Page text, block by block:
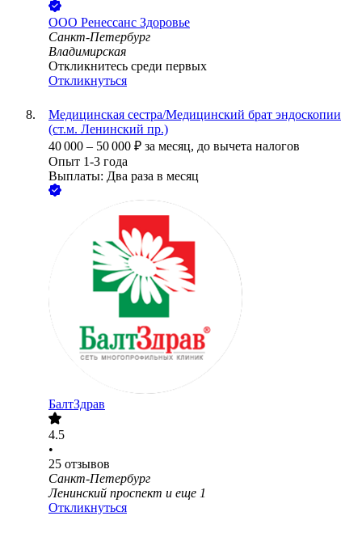
ООО Ренессанс Здоровье
Санкт-Петербург
Владимирская
Откликнитесь среди первых
Откликнуться
Медицинская сестра/Медицинский брат эндоскопии
(ст.м. Ленинский пр.)
40 000 – 50 000 ₽ за месяц, до вычета налогов
Опыт 1-3 года
Выплаты: Два раза в месяц
БалтЗдрав
4.5
•
25 отзывов
Санкт-Петербург
Ленинский проспект и еще 1
Откликнуться